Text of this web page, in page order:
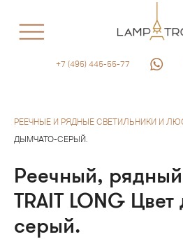
+7 (495) 445-55-77
РЕЕЧНЫЕ И РЯДНЫЕ СВЕТИЛЬНИКИ И
ДЫМЧАТО-СЕРЫЙ.
Реечный,
TRAIT LONG
серый.